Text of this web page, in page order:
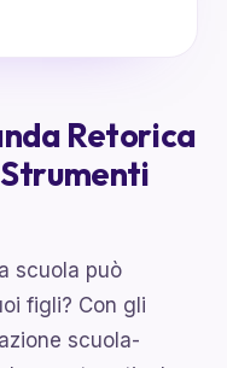
Retorica
scuola può
figli? Con gli
scuola-